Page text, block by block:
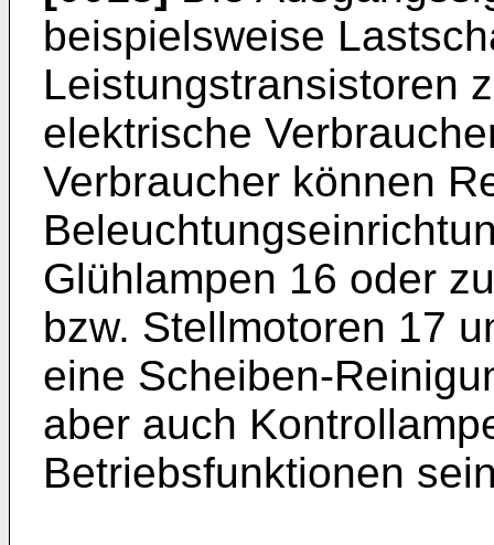
beispielsweise
Leistungstransistoren
elektrische
Verbraucher können
Glühlampen 16 oder
bzw. Stellmotoren 17
eine Scheiben-
aber auch
Betriebsfunktionen